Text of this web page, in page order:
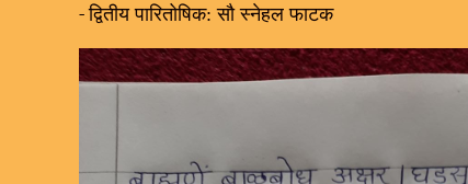
-द्वितीय पारितोषिक: सौ स्नेहल फाटक